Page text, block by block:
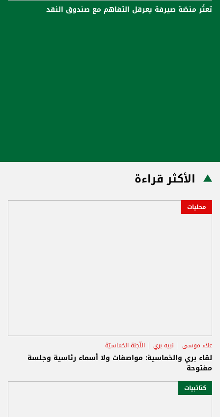
تعثّر منصّة صيرفة يعرقل التفاهم مع صندوق النقد
الأكثر قراءة
محليات
علاء موسى نبيه بري اللّجنة الخماسيّة
لقاء بري والخماسية: مواصفات ولا أسماء رئاسية وجلسة
مفتوحة
كتائبيات